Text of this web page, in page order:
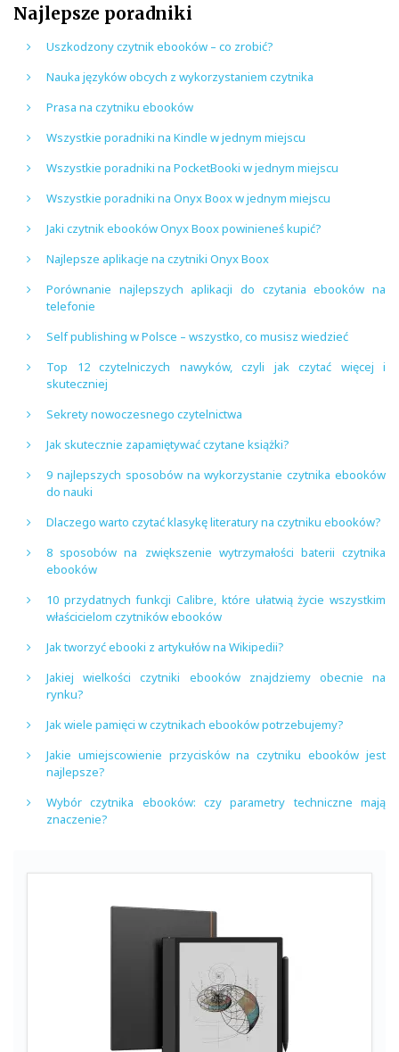
Najlepsze poradniki
Uszkodzony czytnik ebooków – co zrobić?
Nauka języków obcych z wykorzystaniem czytnika
Prasa na czytniku ebooków
Wszystkie poradniki na Kindle w jednym miejscu
Wszystkie poradniki na PocketBooki w jednym miejscu
Wszystkie poradniki na Onyx Boox w jednym miejscu
Jaki czytnik ebooków Onyx Boox powinieneś kupić?
Najlepsze aplikacje na czytniki Onyx Boox
Porównanie najlepszych aplikacji do czytania ebooków na
telefonie
Self publishing w Polsce – wszystko, co musisz wiedzieć
Top 12 czytelniczych nawyków, czyli jak czytać więcej i
skuteczniej
Sekrety nowoczesnego czytelnictwa
Jak skutecznie zapamiętywać czytane książki?
9 najlepszych sposobów na wykorzystanie czytnika ebooków
do nauki
Dlaczego warto czytać klasykę literatury na czytniku ebooków?
8 sposobów na zwiększenie wytrzymałości baterii czytnika
ebooków
10 przydatnych funkcji Calibre, które ułatwią życie wszystkim
właścicielom czytników ebooków
Jak tworzyć ebooki z artykułów na Wikipedii?
Jakiej wielkości czytniki ebooków znajdziemy obecnie na
rynku?
Jak wiele pamięci w czytnikach ebooków potrzebujemy?
Jakie umiejscowienie przycisków na czytniku ebooków jest
najlepsze?
Wybór czytnika ebooków: czy parametry techniczne mają
znaczenie?